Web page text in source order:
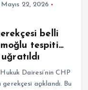
Mayıs 22, 2026
belli
tespiti…
Dairesi’nin CHP
açıklandı. Bu